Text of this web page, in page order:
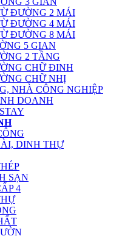
ĐƯỜNG 2 MÁI
ĐƯỜNG 4 MÁI
ĐƯỜNG 8 MÁI
5 GIAN
2 TẦNG
CHỮ ĐINH
CHỮ NHỊ
NHÀ CÔNG NGHIỆP
DOANH
DINH THỰ
SẠN
4